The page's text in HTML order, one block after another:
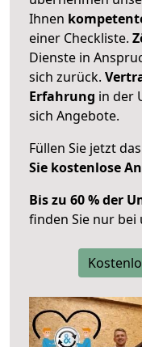
Ihnen
einer Checkliste.
Dienste in
sich zurück.
Erfahrung in der
sich Angebote.
Füllen Sie jetzt
Sie kostenlose
Bis zu 60 % der
finden Sie nur bei